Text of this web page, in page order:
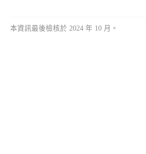
本資訊最後檢核於 2024 年 10 月。